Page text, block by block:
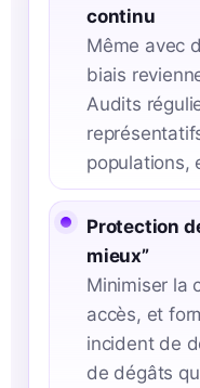
continu
Même avec
biais
Audits
populations,
Protection
mieux”
Minimiser la
accès, et
incident de
de dégâts